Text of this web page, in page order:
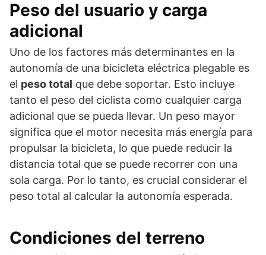
Peso del usuario y carga
adicional
Uno de los factores más determinantes en la
autonomía de una bicicleta eléctrica plegable es
el peso total que debe soportar. Esto incluye
tanto el peso del ciclista como cualquier carga
adicional que se pueda llevar. Un peso mayor
significa que el motor necesita más energía para
propulsar la bicicleta, lo que puede reducir la
distancia total que se puede recorrer con una
sola carga. Por lo tanto, es crucial considerar el
peso total al calcular la autonomía esperada.
Condiciones del terreno